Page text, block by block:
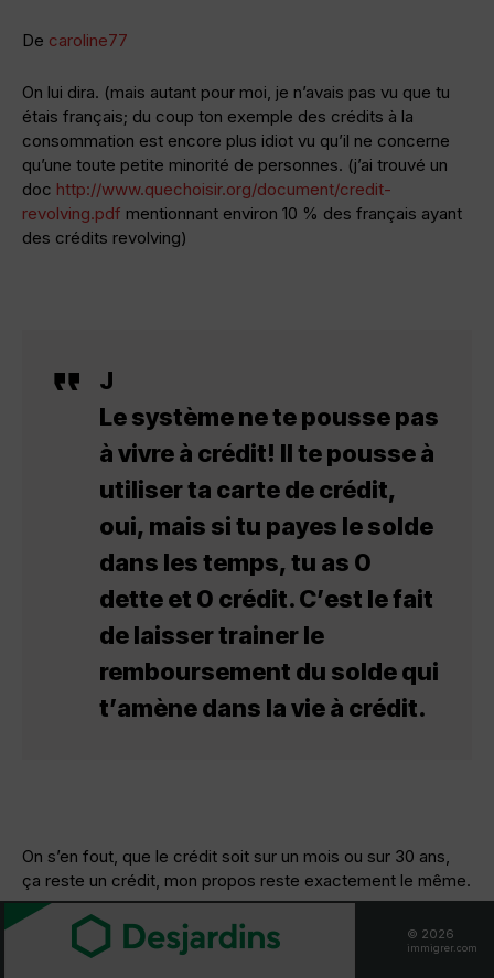
De caroline77
On lui dira. (mais autant pour moi, je n’avais pas vu que tu
étais français; du coup ton exemple des crédits à la
consommation est encore plus idiot vu qu’il ne concerne
qu’une toute petite minorité de personnes. (j’ai trouvé un
doc http://www.quechoisir.org/document/credit-
revolving.pdf mentionnant environ 10 % des français ayant
des crédits revolving)
J
Le système ne te pousse pas
à vivre à crédit! Il te pousse à
utiliser ta carte de crédit,
oui, mais si tu payes le solde
dans les temps, tu as 0
dette et 0 crédit. C’est le fait
de laisser trainer le
remboursement du solde qui
t’amène dans la vie à crédit.
On s’en fout, que le crédit soit sur un mois ou sur 30 ans,
ça reste un crédit, mon propos reste exactement le même.
© 2026
immigrer.com